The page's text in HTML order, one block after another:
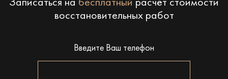
Записаться на бесплатный расчёт стоимости
восстановительных работ
Введите Ваш телефон